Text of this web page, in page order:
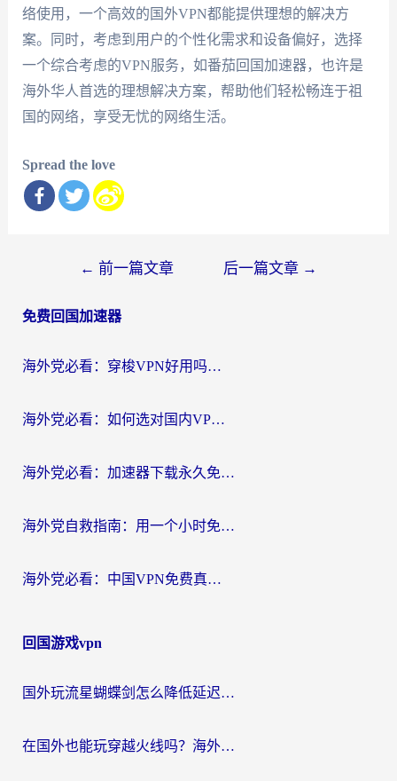
络使用，一个高效的国外VPN都能提供理想的解决方
案。同时，考虑到用户的个性化需求和设备偏好，选择
一个综合考虑的VPN服务，如番茄回国加速器，也许是
海外华人首选的理想解决方案，帮助他们轻松畅连于祖
国的网络，享受无忧的网络生活。
Spread the love
导
← 前一篇文章 后一篇文章 →
免费回国加速器
海外党必看：穿梭VPN好用吗？和云帆VPN对比哪个回国效果更好？附真实测评+避坑指南
海外党必看：如何选对国内VPN，实现无缝访问国内资源？
海外党必看：加速器下载永久免费版真的存在吗？教你无缝访问国内资源的正确姿势
海外党自救指南：用一个小时免费加速器，轻松打破国内资源访问壁垒？
海外党必看：中国VPN免费真的靠谱吗？手把手教你选对回国加速器
回国游戏vpn
国外玩流星蝴蝶剑怎么降低延迟？海外党必看的加速秘籍（含欧洲鸣潮&彩虹岛优化攻略）
在国外也能玩穿越火线吗？海外玩家国服游戏畅玩终极指南